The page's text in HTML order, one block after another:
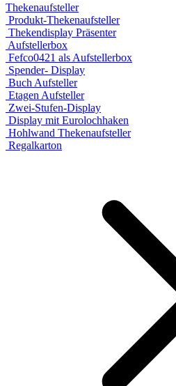
Thekenaufsteller
Produkt-Thekenaufsteller
Thekendisplay Präsenter
Aufstellerbox
Fefco0421 als Aufstellerbox
Spender- Display
Buch Aufsteller
Etagen Aufsteller
Zwei-Stufen-Display
Display mit Eurolochhaken
Hohlwand Thekenaufsteller
Regalkarton